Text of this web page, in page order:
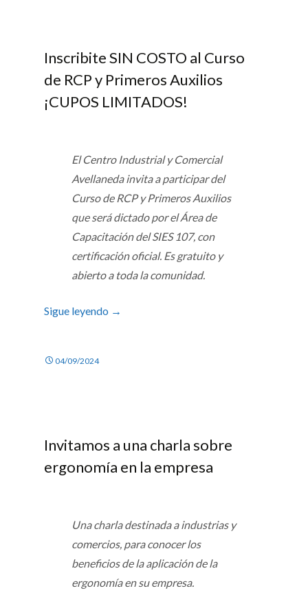
Inscribite SIN COSTO al Curso
de RCP y Primeros Auxilios
¡CUPOS LIMITADOS!
El Centro Industrial y Comercial
Avellaneda invita a participar del
Curso de RCP y Primeros Auxilios
que será dictado por el Área de
Capacitación del SIES 107, con
certificación oficial. Es gratuito y
abierto a toda la comunidad.
Sigue leyendo →
04/09/2024
Invitamos a una charla sobre
ergonomía en la empresa
Una charla destinada a industrias y
comercios, para conocer los
beneficios de la aplicación de la
ergonomía en su empresa.